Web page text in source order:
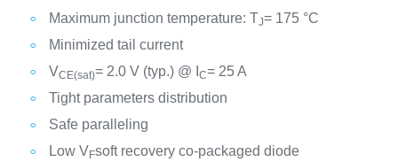
Maximum junction temperature: TJ= 175 °C
Minimized tail current
VCE(sat)= 2.0 V (typ.) @ I C= 25 A
Tight parameters distribution
Safe paralleling
Low VFsoft recovery co-packaged diode